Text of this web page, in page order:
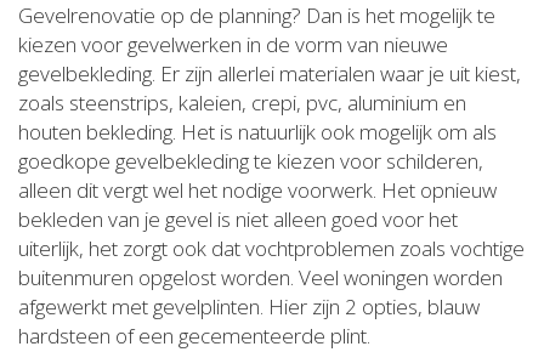
Gevelrenovatie op de planning? Dan is het mogelijk te
kiezen voor gevelwerken in de vorm van nieuwe
gevelbekleding. Er zijn allerlei materialen waar je uit kiest,
zoals steenstrips, kaleien, crepi, pvc, aluminium en
houten bekleding. Het is natuurlijk ook mogelijk om als
goedkope gevelbekleding te kiezen voor schilderen,
alleen dit vergt wel het nodige voorwerk. Het opnieuw
bekleden van je gevel is niet alleen goed voor het
uiterlijk, het zorgt ook dat vochtproblemen zoals vochtige
buitenmuren opgelost worden. Veel woningen worden
afgewerkt met gevelplinten. Hier zijn 2 opties, blauw
hardsteen of een gecementeerde plint.